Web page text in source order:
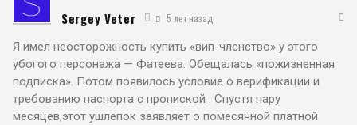
Sergey Veter 5 лет назад
Я имел неосторожность купить «вип-членство» у этого
убогого персонажа — Фатеева. Обещалась «пожизненная
подписка». Потом появилось условие о верификации и
требованию паспорта с пропиской . Спустя пару
месяцев,этот ушлепок заявляет о помесячной платной